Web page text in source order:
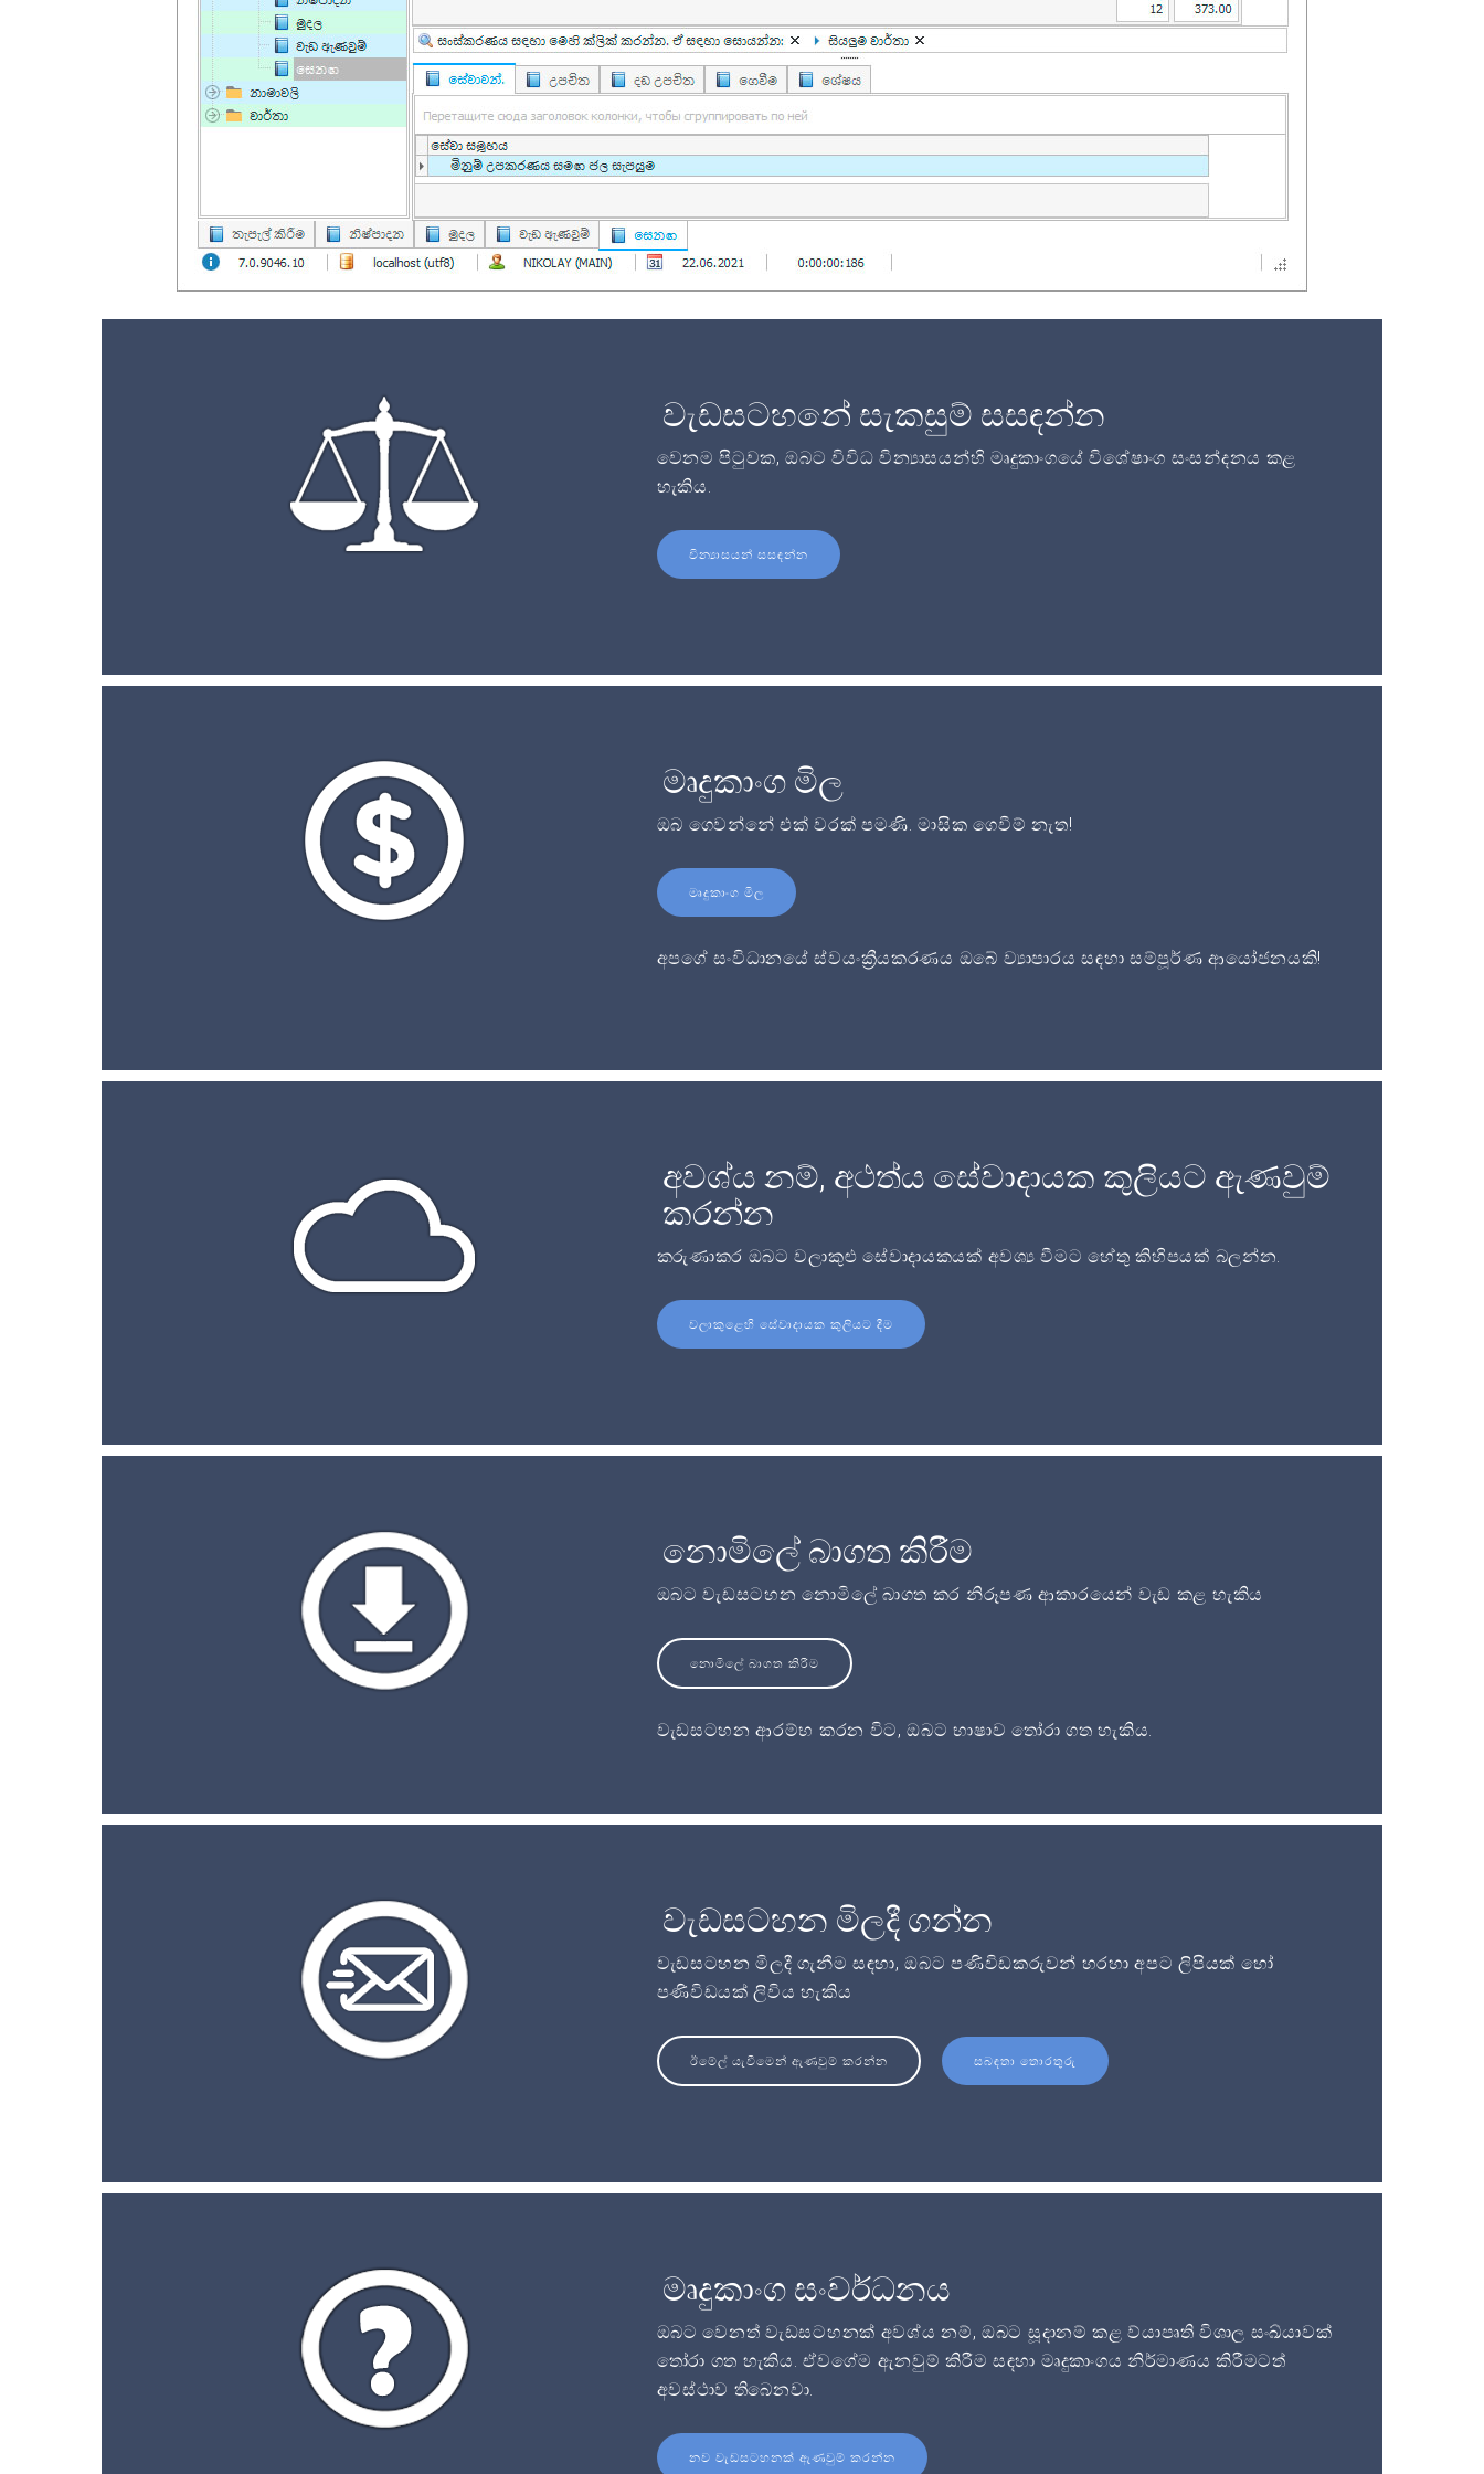
වැඩසටහනේ සැකසුම් සසඳන්න
වෙනම පිටුවක, ඔබට විවිධ වින්‍යාසයන්හි මෘදුකාංගයේ විශේෂාංග සංසන්දනය කළ
හැකිය.
වින්‍යාසයන් සසඳන්න
මෘදුකාංග මිල
ඔබ ගෙවන්නේ එක් වරක් පමණි. මාසික ගෙවීම් නැත!
මෘදුකාංග මිල
අපගේ සංවිධානයේ ස්වයංක්‍රීයකරණය ඔබේ ව්‍යාපාරය සඳහා සම්පූර්ණ ආයෝජනයකි!
අවශ්ය නම්, අථත්ය සේවාදායක කුලියට ඇණවුම්
කරන්න
කරුණාකර ඔබට වලාකුළු සේවාදායකයක් අවශ්‍ය වීමට හේතු කිහිපයක් බලන්න.
වලාකුළෙහි සේවාදායක කුලියට දීම
නොමිලේ බාගත කිරීම
ඔබට වැඩසටහන නොමිලේ බාගත කර නිරූපණ ආකාරයෙන් වැඩ කළ හැකිය
නොමිලේ බාගත කිරීම
වැඩසටහන ආරම්භ කරන විට, ඔබට භාෂාව තෝරා ගත හැකිය.
වැඩසටහන මිලදී ගන්න
වැඩසටහන මිලදී ගැනීම සඳහා, ඔබට පණිවිඩකරුවන් හරහා අපට ලිපියක් හෝ
පණිවිඩයක් ලිවිය හැකිය
ඊමේල් යැවීමෙන් ඇණවුම් කරන්න සබඳතා තොරතුරු
මෘදුකාංග සංවර්ධනය
ඔබට වෙනත් වැඩසටහනක් අවශ්ය නම්, ඔබට සූදානම් කළ ව්යාපෘති විශාල සංඛ්යාවක්
තෝරා ගත හැකිය. ඒවගේම ඇනවුම් කිරීම සඳහා මෘදුකාංගය නිර්මාණය කිරීමටත්
අවස්ථාව තිබෙනවා.
නව වැඩසටහනක් ඇණවුම් කරන්න